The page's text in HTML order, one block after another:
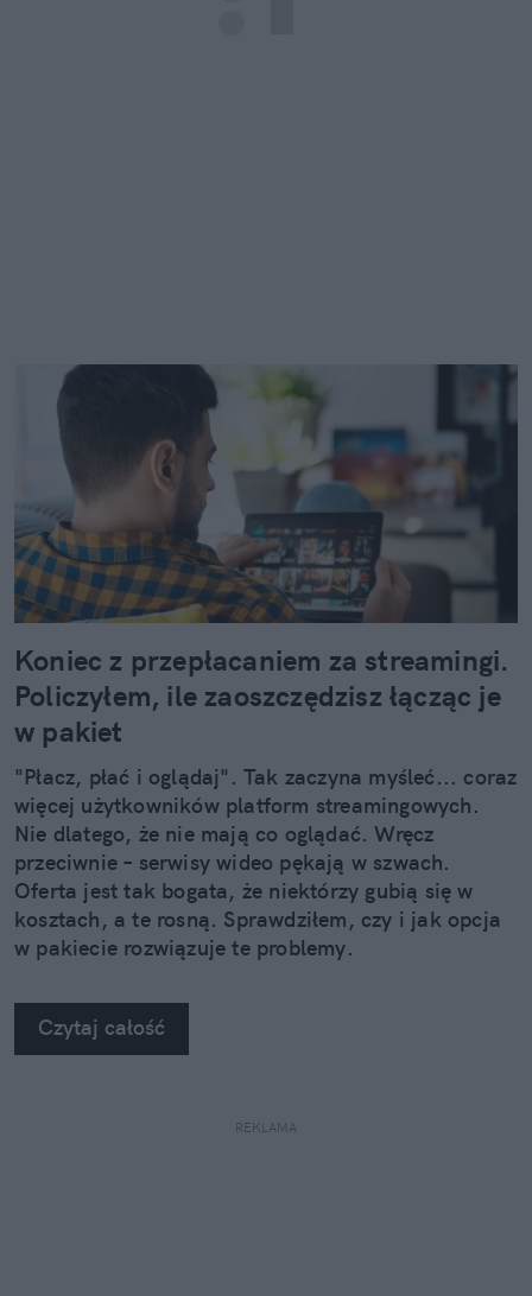
Koniec z przepłacaniem za streamingi.
Policzyłem, ile zaoszczędzisz łącząc je
w pakiet
"Płacz, płać i oglądaj". Tak zaczyna myśleć... coraz
więcej użytkowników platform streamingowych.
Nie dlatego, że nie mają co oglądać. Wręcz
przeciwnie – serwisy wideo pękają w szwach.
Oferta jest tak bogata, że niektórzy gubią się w
kosztach, a te rosną. Sprawdziłem, czy i jak opcja
w pakiecie rozwiązuje te problemy.
Czytaj całość
REKLAMA